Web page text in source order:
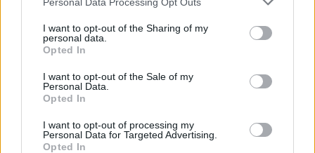
I want to opt-out of the Sharing of my
personal data.
Opted In
I want to opt-out of the Sale of my
Personal Data.
Opted In
I want to opt-out of processing my
Personal Data for Targeted Advertising.
Opted In
San Sebastiána 76,57
kilómetros
kilómetros
Pamplona a 116,36
kilómetros
Burgosa 119,94